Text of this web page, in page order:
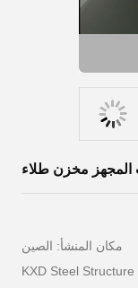
مكان المنشأ: الصين